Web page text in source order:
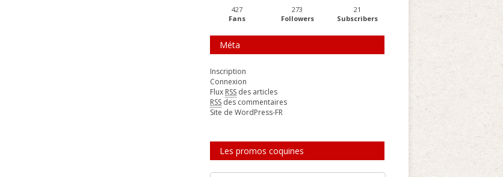
427
Fans
273
Followers
21
Subscribers
Méta
Inscription
Connexion
Flux RSS des articles
RSS des commentaires
Site de WordPress-FR
Les promos coquines